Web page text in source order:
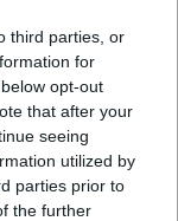
third parties, or
for
opt-out
that after your
seeing
utilized by
parties prior to
the further
okres Jihlava)